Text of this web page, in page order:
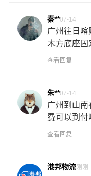
秦**07-14
广州往日喀
木方底座固
查看回复
朱**07-14
广州到山
费可以到付
查看回复
港邦物流刚刚